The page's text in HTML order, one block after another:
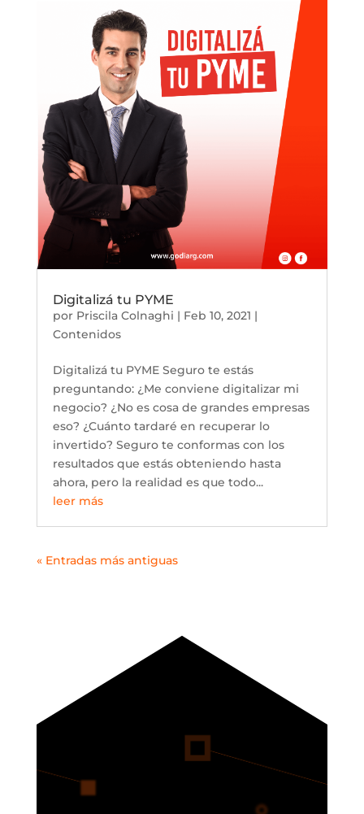
Digitalizá tu PYME
por Priscila Colnaghi | Feb 10, 2021 |
Contenidos
Digitalizá tu PYME Seguro te estás
preguntando: ¿Me conviene digitalizar mi
negocio? ¿No es cosa de grandes empresas
eso? ¿Cuánto tardaré en recuperar lo
invertido? Seguro te conformas con los
resultados que estás obteniendo hasta
ahora, pero la realidad es que todo...
leer más
« Entradas más antiguas